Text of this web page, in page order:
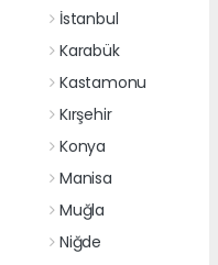
İstanbul
Karabük
Kastamonu
Kırşehir
Konya
Manisa
Muğla
Niğde